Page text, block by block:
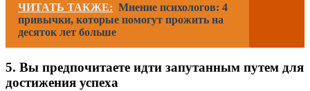
ЧИТАТЬ ТАКЖЕ: Мнение психологов: 4
привычки, которые помогут прожить на
десяток лет больше
5. Вы предпочитаете идти запутанным путем для
достижения успеха